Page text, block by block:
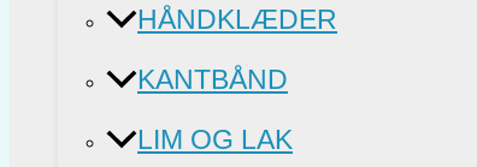
HÅNDKLÆDER
KANTBÅND
LIM OG LAK